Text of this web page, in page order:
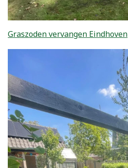
Graszoden vervangen Eindhoven